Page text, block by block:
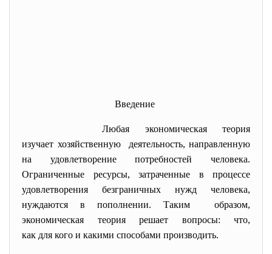
Введение
Любая экономическая теория
изучает хозяйственную деятельность, направленную
на удовлетворение потребностей человека.
Ограниченные ресурсы, затраченные в процессе
удовлетворения безграничных нужд человека,
нуждаются в пополнении. Таким образом,
экономическая теория решает вопросы: что,
как для кого и какими способами производить.